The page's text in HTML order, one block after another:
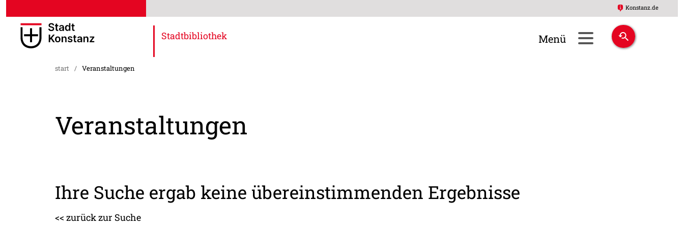
Konstanz.de
Stadtbibliothek
start / Veranstaltungen
Veranstaltungen
Ihre Suche ergab keine übereinstimmenden Ergebnisse
<< zurück zur Suche